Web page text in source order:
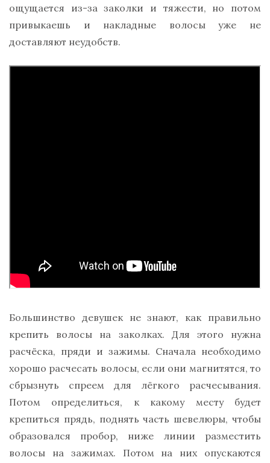
ощущается из-за заколки и тяжести, но потом
привыкаешь и накладные волосы уже не
доставляют неудобств.
Большинство девушек не знают, как правильно
крепить волосы на заколках. Для этого нужна
расчёска, пряди и зажимы. Сначала необходимо
хорошо расчесать волосы, если они магнитятся, то
сбрызнуть спреем для лёгкого расчесывания.
Потом определиться, к какому месту будет
крепиться прядь, поднять часть шевелюры, чтобы
образовался пробор, ниже линии разместить
волосы на зажимах. Потом на них опускаются